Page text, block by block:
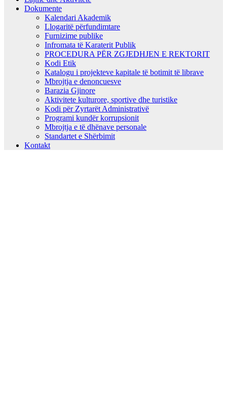
Dokumente
Kalendari Akademik
Llogaritë përfundimtare
Furnizime publike
Infromata të Karaterit Publik
PROCEDURA PËR ZGJEDHJEN E REKTORIT
Kodi Etik
Katalogu i projekteve kapitale të botimit të librave
Mbrojtja e denoncuesve
Barazia Gjinore
Aktivitete kulturore, sportive dhe turistike
Kodi për Zyrtarët Administrativë
Programi kundër korrupsionit
Mbrojtja e të dhënave personale
Standartet e Shërbimit
Kontakt